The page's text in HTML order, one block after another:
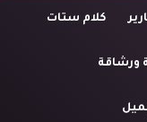
كلام ستات
ورشاقة